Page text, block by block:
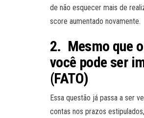
de não esquecer mais de
score aumentado novamente.
2. Mesmo que
você pode ser
(FATO)
Essa questão já passa a ser
contas nos prazos